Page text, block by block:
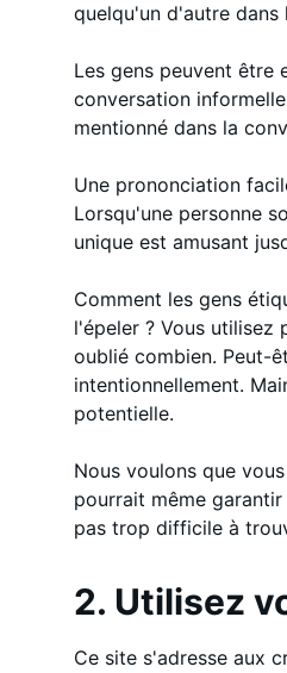
quelqu'un d'autre dans
Les gens peuvent être
conversation
mentionné dans la
Une prononciation
Lorsqu'une personne
unique est amusant
Comment les gens
l'épeler ? Vous
oublié combien. Peut-
intentionnellement.
potentielle.
Nous voulons que
pourrait même
pas trop difficile à
2. Utilisez
Ce site s'adresse aux